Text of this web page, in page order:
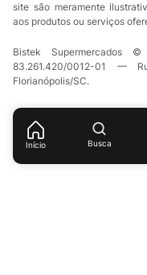
Início Busca
site são meramente
aos produtos ou serviços
Bistek
83.261.420/0012-01 —
Florianópolis/SC.